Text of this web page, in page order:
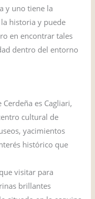
y uno tiene la
historia y puede
en encontrar tales
dentro del entorno
es Cagliari,
cultural de
yacimientos
histórico que
visitar para
brillantes